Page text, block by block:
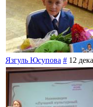
Язгуль Юсупова # 12